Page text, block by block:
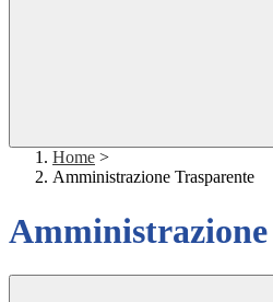
Home >
Amministrazione Trasparente